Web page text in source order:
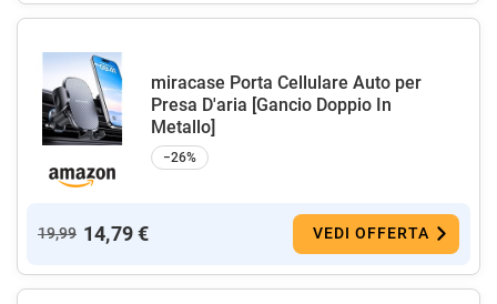
miracase Porta Cellulare Auto per
Presa D'aria [Gancio Doppio In
Metallo]
−26%
19,99 14,79 € VEDI OFFERTA